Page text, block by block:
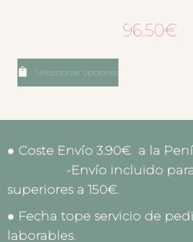
96.50€
Seleccionar opciones
● Coste Envío 3.90€ a
-Envío incluido para
superiores a 150€.
● Fecha tope servicio de
laborables.